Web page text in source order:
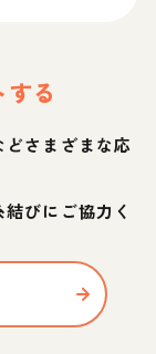
る
さまざまな応
びにご協力く